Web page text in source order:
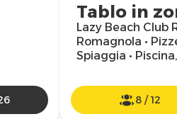
Tablo in
Lazy Beach Club
Romagnola •
Spiaggia •
8 /12